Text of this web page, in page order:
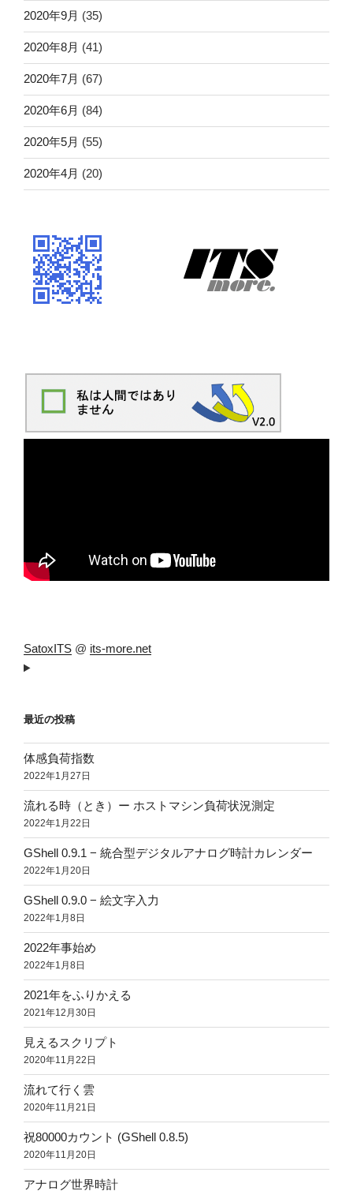
2020年9月 (35)
2020年8月 (41)
2020年7月 (67)
2020年6月 (84)
2020年5月 (55)
2020年4月 (20)
SatoxITS @ its-more.net
最近の投稿
体感負荷指数
2022年1月27日
流れる時（とき）ー ホストマシン負荷状況測定
2022年1月22日
GShell 0.9.1 − 統合型デジタルアナログ時計カレンダー
2022年1月20日
GShell 0.9.0 − 絵文字入力
2022年1月8日
2022年事始め
2022年1月8日
2021年をふりかえる
2021年12月30日
見えるスクリプト
2020年11月22日
流れて行く雲
2020年11月21日
祝80000カウント (GShell 0.8.5)
2020年11月20日
アナログ世界時計